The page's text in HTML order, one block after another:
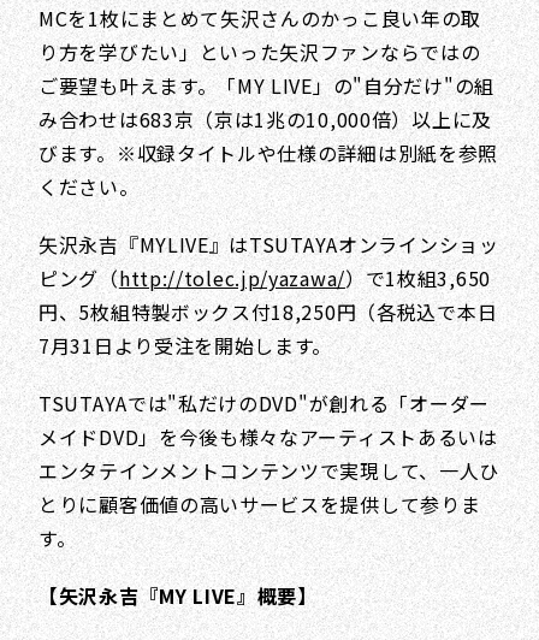
MCを1枚にまとめて矢沢さんのかっこ良い年の取
り方を学びたい」といった矢沢ファンならではの
ご要望も叶えます。「MY LIVE」の"自分だけ"の組
み合わせは683京（京は1兆の10,000倍）以上に及
びます。※収録タイトルや仕様の詳細は別紙を参照
ください。
矢沢永吉『MYLIVE』はTSUTAYAオンラインショッ
ピング（http://tolec.jp/yazawa/）で1枚組3,650
円、5枚組特製ボックス付18,250円（各税込で本日
7月31日より受注を開始します。
TSUTAYAでは"私だけのDVD"が創れる「オーダー
メイドDVD」を今後も様々なアーティストあるいは
エンタテインメントコンテンツで実現して、一人ひ
とりに顧客価値の高いサービスを提供して参りま
す。
【矢沢永吉『MY LIVE』概要】